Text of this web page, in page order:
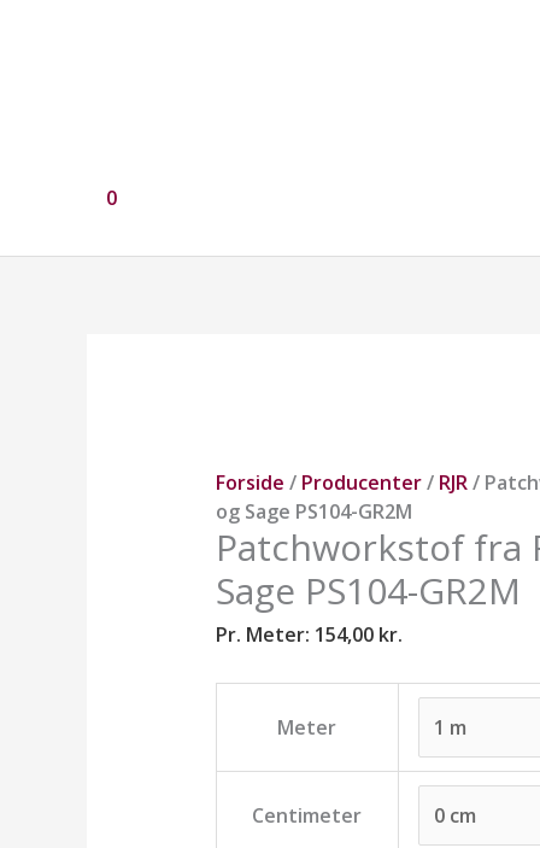
0
Forside / Producenter/ RJR/
og Sage PS104-GR2M
Patchworkstof fra
Sage PS104-GR2M
Pr. Meter: 154,00 kr.
Meter
Centimeter
Sage
PS104-
GR2M
antal